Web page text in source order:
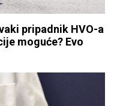
pripadnik HVO-a
moguće? Evo